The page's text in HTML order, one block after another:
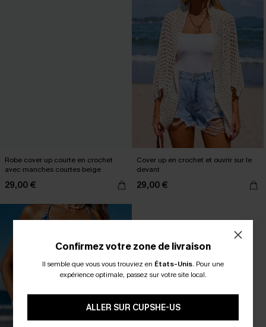
Robe cover up courte en crochet
avec manches courtes beige
29,00 €
Cover up en crochet et ouvrir sur le
devant
29,00 €
Confirmez votre zone de livraison
Il semble que vous vous trouviez en États-Unis. Pour une
expérience optimale, passez sur votre site local.
ALLER SUR CUPSHE-US